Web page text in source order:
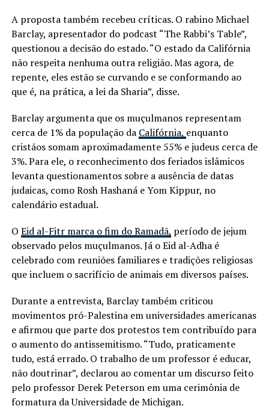
A proposta também recebeu críticas. O rabino Michael
Barclay, apresentador do podcast “The Rabbi’s Table”,
questionou a decisão do estado. “O estado da Califórnia
não respeita nenhuma outra religião. Mas agora, de
repente, eles estão se curvando e se conformando ao
que é, na prática, a lei da Sharia”, disse.
Barclay argumenta que os muçulmanos representam
cerca de 1% da população da Califórnia, enquanto
cristãos somam aproximadamente 55% e judeus cerca de
3%. Para ele, o reconhecimento dos feriados islâmicos
levanta questionamentos sobre a ausência de datas
judaicas, como Rosh Hashaná e Yom Kippur, no
calendário estadual.
O Eid al-Fitr marca o fim do Ramadã, período de jejum
observado pelos muçulmanos. Já o Eid al-Adha é
celebrado com reuniões familiares e tradições religiosas
que incluem o sacrifício de animais em diversos países.
Durante a entrevista, Barclay também criticou
movimentos pró-Palestina em universidades americanas
e afirmou que parte dos protestos tem contribuído para
o aumento do antissemitismo. “Tudo, praticamente
tudo, está errado. O trabalho de um professor é educar,
não doutrinar”, declarou ao comentar um discurso feito
pelo professor Derek Peterson em uma cerimônia de
formatura da Universidade de Michigan.